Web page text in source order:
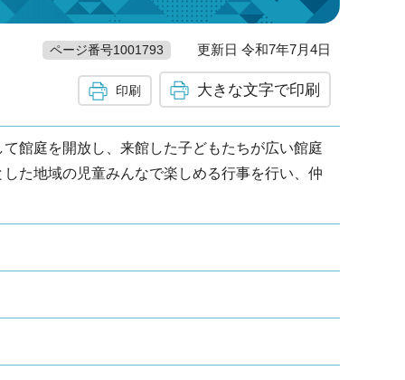
ページ番号1001793 更新日 令和7年7月4日
印刷 大きな文字で印刷
館庭を開放し、来館した子どもたちが広い館庭
た地域の児童みんなで楽しめる行事を行い、仲